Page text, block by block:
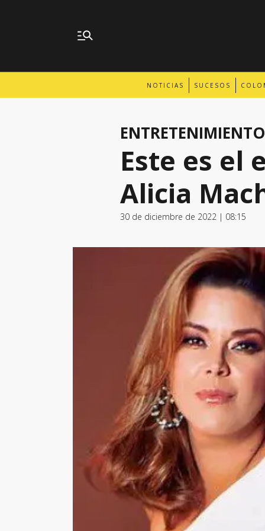
NOTICIAS SUCESOS
ENTRETENIMIENTO
Este es el
Alicia
30 de diciembre de 2022 | 08:15